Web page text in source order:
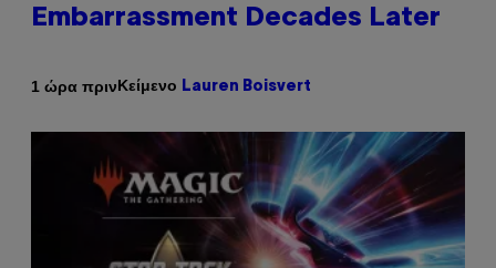
Embarrassment Decades Later
1 ώρα πρινΚείμενο Lauren Boisvert